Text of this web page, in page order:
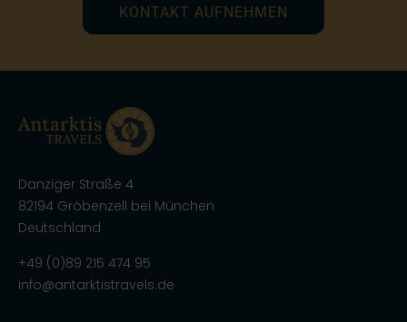
KONTAKT AUFNEHMEN
Danziger Straße 4
82194 Gröbenzell bei München
Deutschland
+49 (0)89 215 474 95
info@antarktistravels.de